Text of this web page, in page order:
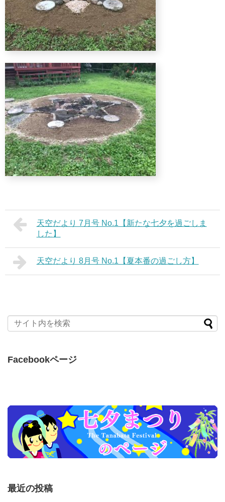
天空だより 7月号 No.1【新たな七夕を過ごしま
した】
天空だより 8月号 No.1【夏本番の過ごし方】
Facebookページ
最近の投稿